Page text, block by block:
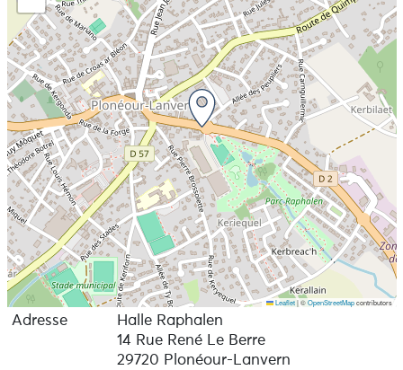
Leaflet |©OpenStreetMapcontributors
Adresse
Halle Raphalen
14 Rue René Le Berre
29720 Plonéour-Lanvern